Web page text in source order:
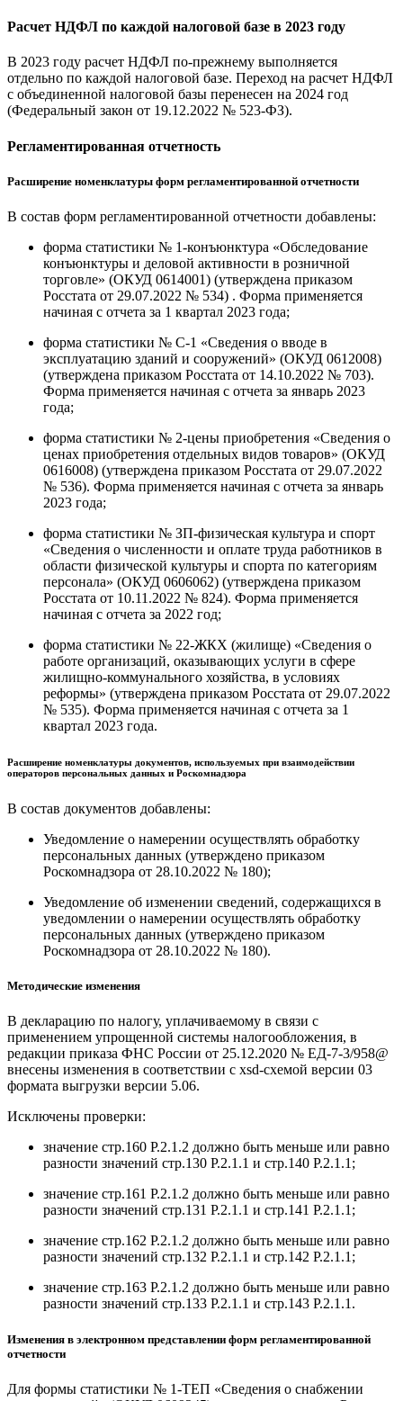
Расчет НДФЛ по каждой налоговой базе в 2023 году
В 2023 году расчет НДФЛ по-прежнему выполняется
отдельно по каждой налоговой базе. Переход на расчет НДФЛ
с объединенной налоговой базы перенесен на 2024 год
(Федеральный закон от 19.12.2022 № 523-ФЗ).
Регламентированная отчетность
Расширение номенклатуры форм регламентированной отчетности
В состав форм регламентированной отчетности добавлены:
форма статистики № 1-конъюнктура «Обследование
конъюнктуры и деловой активности в розничной
торговле» (ОКУД 0614001) (утверждена приказом
Росстата от 29.07.2022 № 534) . Форма применяется
начиная с отчета за 1 квартал 2023 года;
форма статистики № С-1 «Сведения о вводе в
эксплуатацию зданий и сооружений» (ОКУД 0612008)
(утверждена приказом Росстата от 14.10.2022 № 703).
Форма применяется начиная с отчета за январь 2023
года;
форма статистики № 2-цены приобретения «Сведения о
ценах приобретения отдельных видов товаров» (ОКУД
0616008) (утверждена приказом Росстата от 29.07.2022
№ 536). Форма применяется начиная с отчета за январь
2023 года;
форма статистики № ЗП-физическая культура и спорт
«Сведения о численности и оплате труда работников в
области физической культуры и спорта по категориям
персонала» (ОКУД 0606062) (утверждена приказом
Росстата от 10.11.2022 № 824). Форма применяется
начиная с отчета за 2022 год;
форма статистики № 22-ЖКХ (жилище) «Сведения о
работе организаций, оказывающих услуги в сфере
жилищно-коммунального хозяйства, в условиях
реформы» (утверждена приказом Росстата от 29.07.2022
№ 535). Форма применяется начиная с отчета за 1
квартал 2023 года.
Расширение номенклатуры документов, используемых при взаимодействии
операторов персональных данных и Роскомнадзора
В состав документов добавлены:
Уведомление о намерении осуществлять обработку
персональных данных (утверждено приказом
Роскомнадзора от 28.10.2022 № 180);
Уведомление об изменении сведений, содержащихся в
уведомлении о намерении осуществлять обработку
персональных данных (утверждено приказом
Роскомнадзора от 28.10.2022 № 180).
Методические изменения
В декларацию по налогу, уплачиваемому в связи с
применением упрощенной системы налогообложения, в
редакции приказа ФНС России от 25.12.2020 № ЕД-7-3/958@
внесены изменения в соответствии с xsd-схемой версии 03
формата выгрузки версии 5.06.
Исключены проверки:
значение стр.160 Р.2.1.2 должно быть меньше или равно
разности значений стр.130 Р.2.1.1 и стр.140 Р.2.1.1;
значение стр.161 Р.2.1.2 должно быть меньше или равно
разности значений стр.131 Р.2.1.1 и стр.141 Р.2.1.1;
значение стр.162 Р.2.1.2 должно быть меньше или равно
разности значений стр.132 Р.2.1.1 и стр.142 Р.2.1.1;
значение стр.163 Р.2.1.2 должно быть меньше или равно
разности значений стр.133 Р.2.1.1 и стр.143 Р.2.1.1.
Изменения в электронном представлении форм регламентированной
отчетности
Для формы статистики № 1-ТЕП «Сведения о снабжении